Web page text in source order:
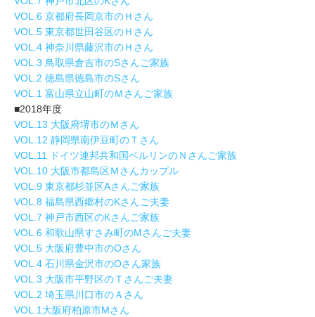
VOL.6 京都府長岡京市のＨさん
VOL.5 東京都世田谷区のＨさん
VOL.4 神奈川県藤沢市のＨさん
VOL.3 鳥取県倉吉市のSさんご家族
VOL.2 徳島県徳島市のSさん
VOL.1 富山県立山町のＭさんご家族
■2018年度
VOL.13 大阪府堺市のＭさん
VOL.12 静岡県南伊豆町のＴさん
VOL.11 ドイツ連邦共和国ベルリンのＮさんご家族
VOL.10 大阪市都島区Ｍさんカップル
VOL.9 東京都杉並区Aさんご家族
VOL.8 福島県西郷村のKさんご夫妻
VOL.7 神戸市西区のKさんご家族
VOL.6 和歌山県すさみ町のMさんご夫妻
VOL.5 大阪府豊中市のOさん
VOL.4 石川県金沢市のOさん家族
VOL.3 大阪市平野区のＴさんご夫妻
VOL.2 埼玉県川口市のＡさん
VOL.1大阪府柏原市Mさん